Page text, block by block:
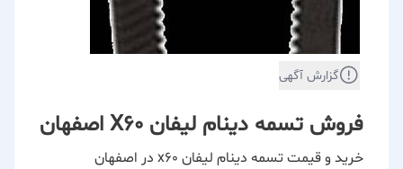
گزارش آگهی
فروش تسمه دینام لیفان X60 اصفهان
خرید و قیمت تسمه دینام لیفان x60 در اصفهان